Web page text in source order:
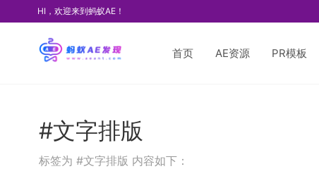
HI，欢迎来到蚂蚁AE！
首页 AE资源 PR模板
#文字排版
标签为 #文字排版 内容如下：